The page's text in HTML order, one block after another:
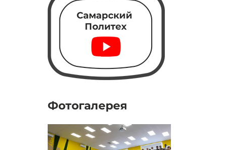
Фотогалерея